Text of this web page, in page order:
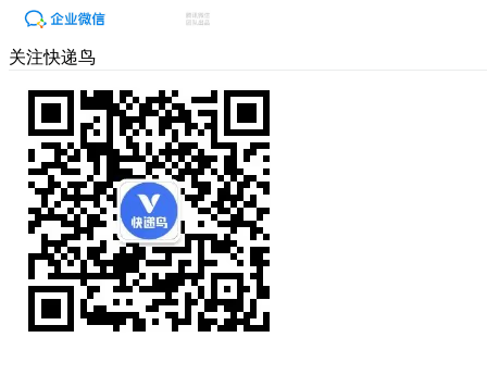
关注快递鸟